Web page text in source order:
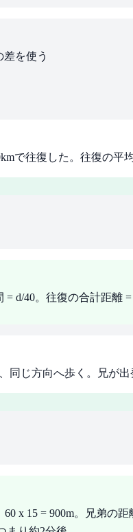
を使う
で往復した。往復の平
40。往復の合計距離 =
同じ方向へ歩く。兄が
x 15 = 900m。兄弟